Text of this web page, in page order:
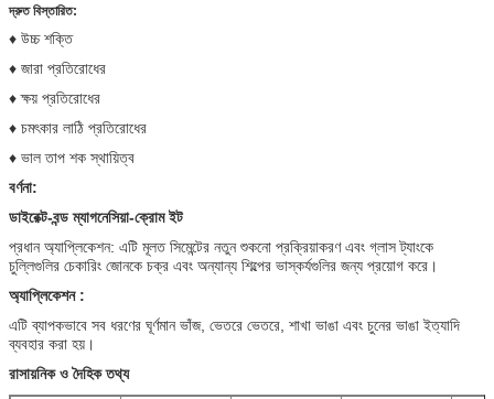
দ্রুত বিস্তারিত:
♦ উচ্চ শক্তি
♦ জারা প্রতিরোধের
♦ ক্ষয় প্রতিরোধের
♦ চমৎকার লাঠি প্রতিরোধের
♦ ভাল তাপ শক স্থায়িত্ব
বর্ণনা:
ডাইরেক্ট-বন্ড ম্যাগনেসিয়া-ক্রোম ইট
প্রধান অ্যাপ্লিকেশন: এটি মূলত সিমেন্টের নতুন শুকনো প্রক্রিয়াকরণ এবং গ্লাস ট্যাংকে
চুল্লিগুলির চেকারিং জোনকে চক্র এবং অন্যান্য শিল্পের ভাস্কর্যগুলির জন্য প্রয়োগ করে।
অ্যাপ্লিকেশন :
এটি ব্যাপকভাবে সব ধরণের ঘূর্ণমান ভাঁজ, ভেতরে ভেতরে, শাখা ভাঙা এবং চুনের ভাঙা ইত্যাদি
ব্যবহার করা হয়।
রাসায়নিক ও দৈহিক তথ্য